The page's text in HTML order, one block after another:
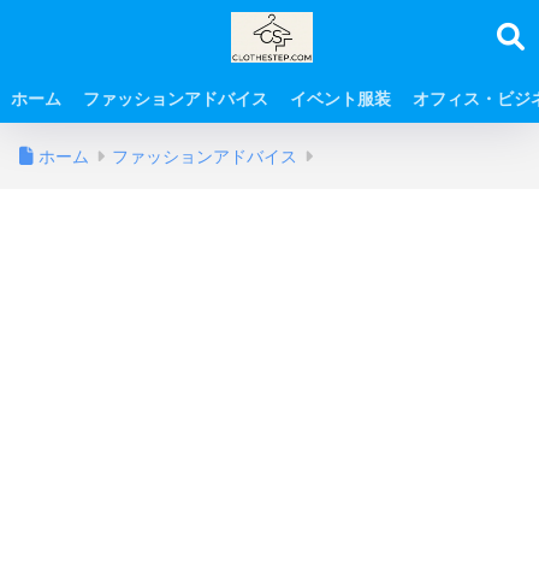
ホーム ファッションアドバイス イベント服装 オフィス・ビジ
ホーム ファッションアドバイス